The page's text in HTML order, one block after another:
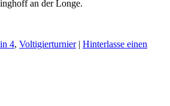
an der Longe.
4, Voltigierturnier | Hinterlasse einen